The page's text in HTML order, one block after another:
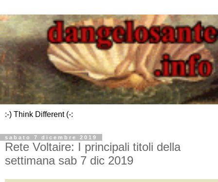
:-) Think Different (-:
sabato 7 dicembre 2019
Rete Voltaire: I principali titoli della
settimana sab 7 dic 2019